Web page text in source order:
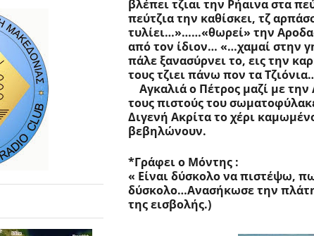
βλέπει τζιαι την Ρήαινα στα
πεύτζια την καθίσκει, τζ
τυλίει…»……«θωρεί» την
από τον ίδιον… «…χαμαί στην
πάλε ξανασύρνει το, εις την
τους τζιει πάνω
Αγκαλιά ο Πέτρος μαζί με
τους πιστούς του
Διγενή Ακρίτα το χέρι
βεβηλώνουν.
*Γράφει ο Μόντης :
« Είναι δύσκολο να πιστέψω,
δύσκολο…Ανασήκωσε την
της εισβολής.)